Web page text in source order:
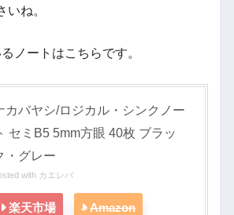
いね。
ノートはこちらです。
カバヤシ/ロジカル・シンクノー
セミB5 5mm方眼 40枚 ブラッ
・グレー
with カエレバ
楽天市場 Amazon